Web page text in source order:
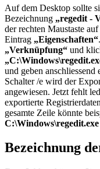
Auf dem Desktop sollte
Bezeichnung „regedit -
der rechten Maustaste
Eintrag „Eigenschaften“
„Verknüpfung“ und
und geben anschliessend
Schalter /e wird der
angewiesen. Jetzt fehlt
exportierte
gesamte Zeile könnte
Bezeichnung